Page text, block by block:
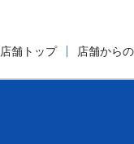
店舗トップ 店舗から